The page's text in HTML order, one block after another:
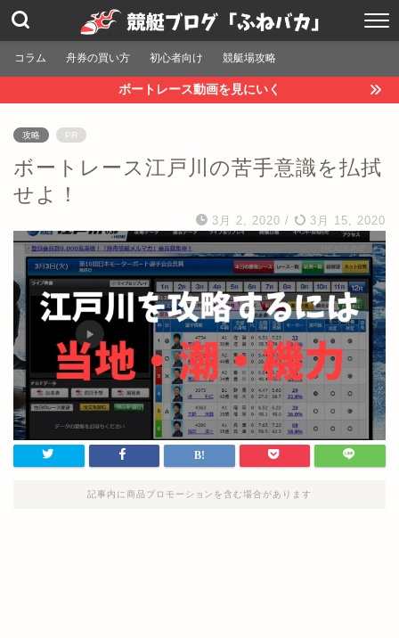
コラム 舟券の買い方 初心者向け 競艇場攻略
ボートレース動画を見にいく
攻略 PR
ボートレース江戸川の苦手意識を払拭
せよ！
3月 2, 2020 / 3月 15, 2020
記事内に商品プロモーションを含む場合があります